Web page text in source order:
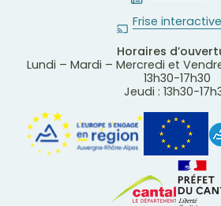
Frise interactive
Horaires
Lundi – Mardi – Mercredi et
13h30-17h30
Jeudi : 13h30-